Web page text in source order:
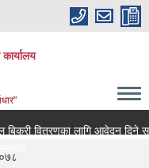
वितरणका लागि आवेदन दिने